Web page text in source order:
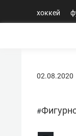
хоккей
02.08.2020
#